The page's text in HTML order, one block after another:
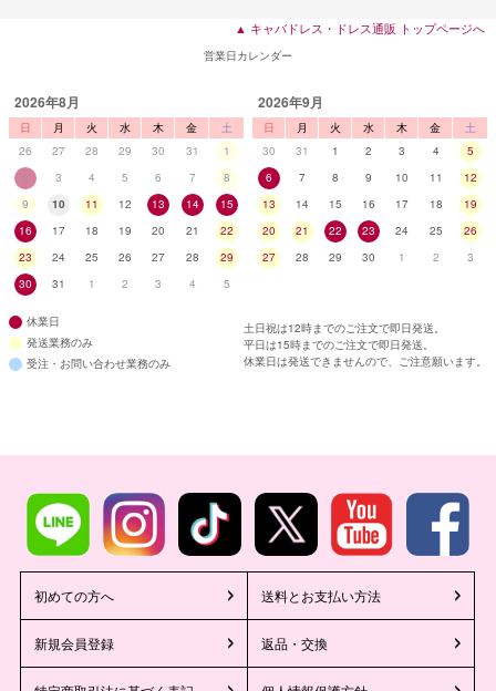
▲ キャバドレス・ドレス通販 トップページへ
営業日カレンダー
2026年8月
日 月 火 水 木 金
土
26
27 28 29 30 31
1
2
3 4 5 6 7
8
9
10 11 12 13 14
15
16
17 18 19 20 21
22
23
24 25 26 27 28
29
30
31 1 2 3 4 5
2026年9月
日 月 火 水 木 金
土
30
31 1 2 3 4
5
6
7 8 9 10 11
12
13
14 15 16 17 18
19
20
21 22 23 24 25
26
27
28 29 30 1 2 3
休業日
発送業務のみ
受注・お問い合わせ業務のみ
土日祝は12時までのご注文で即日発送。
平日は15時までのご注文で即日発送。
休業日は発送できませんので、ご注意願います。
初めての方へ 送料とお支払い方法
新規会員登録 返品・交換